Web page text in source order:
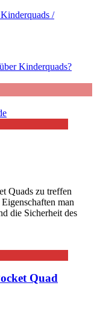
/
Kinderquads?
Quads zu treffen
man
die Sicherheit des
Quad